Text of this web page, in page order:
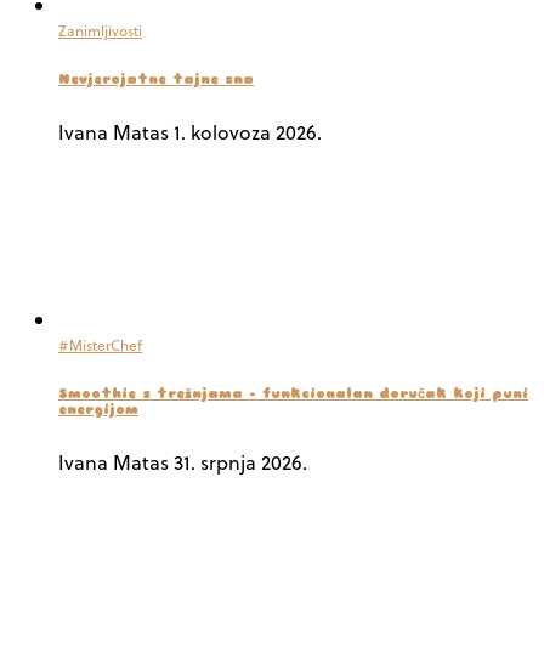
Zanimljivosti
Nevjerojatne tajne sna
Ivana Matas1. kolovoza 2026.
#MisterChef
Smoothie s trešnjama – funkcionalan doručak koji puni
energijom
Ivana Matas31. srpnja 2026.